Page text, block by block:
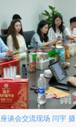
座谈会交流现场 闫宇 摄